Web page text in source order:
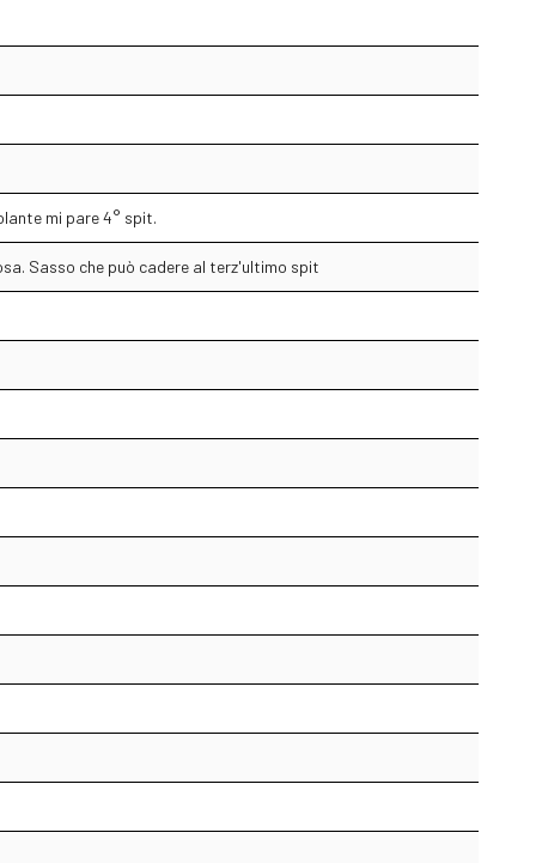
mi pare 4° spit.
Sasso che può cadere al terz'ultimo spit